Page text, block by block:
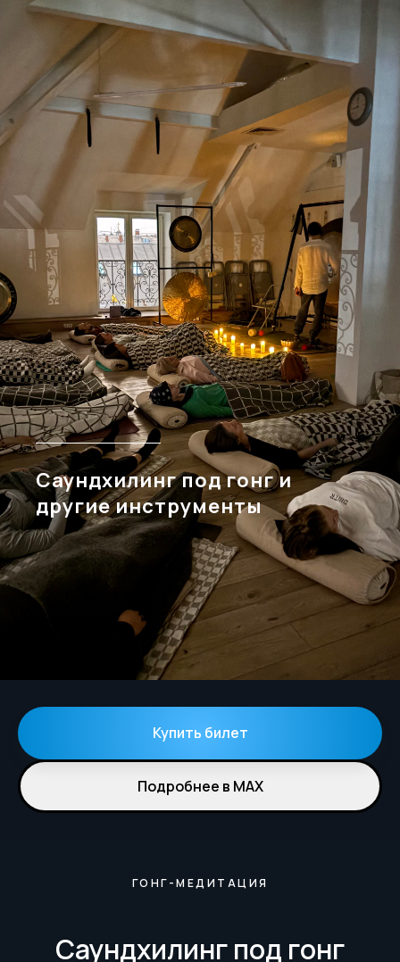
Саундхилинг под гонг и
другие инструменты
Купить билет
Подробнее в MAX
ГОНГ-МЕДИТАЦИЯ
Саундхилинг под гонг